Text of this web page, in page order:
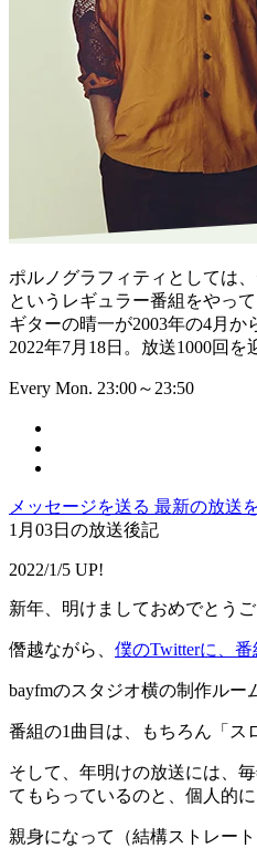
ポルノグラフィティとしては
というレギュラー番組をやっ
ギターの晴一が2003年の4月か
2022年7月18日。放送1000回
Every Mon. 23:00～23:50
メッセージを送る 最新の放送
1月03日の放送後記
2022/1/5 UP!
新年、明けましておめでとう
僭越ながら、 僕のTwitterに、
bayfmのスタジオ横の制作ルー
番組の1曲目は、もちろん「ス
そして、年明けの放送には、
てもらっているのと、個人的
親身になって（結構ストレー